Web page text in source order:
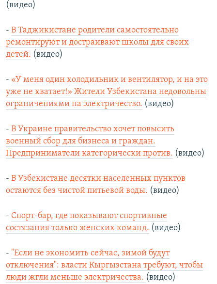
(видео)
- В Таджикистане родители самостоятельно
ремонтируют и достраивают школы для своих
детей. (видео)
- «У меня один холодильник и вентилятор, и на это
уже не хватает!» Жители Узбекистана недовольны
ограничениями на электричество. (видео)
- В Украине правительство хочет повысить
военный сбор для бизнеса и граждан.
Предприниматели категорически против. (видео)
- В Узбекистане десятки населенных пунктов
остаются без чистой питьевой воды. (видео)
- Спорт-бар, где показывают спортивные
состязания только женских команд. (видео)
- "Если не экономить сейчас, зимой будут
отключения": власти Кыргызстана требуют, чтобы
люди жгли меньше электричества. (видео)